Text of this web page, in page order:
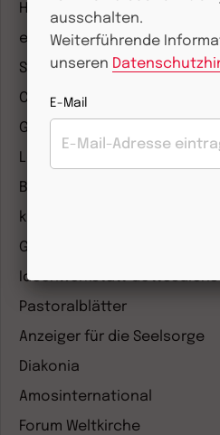
Herder Korrespondenz
einfach leben
Stimmen der Zeit
COMMUNIO
Gemeinsam Glauben
Lebensspuren
Bibel lesen
kunst und kirche
Gottesdienst
Ideenwerkstatt
Pastoralblätter
Anzeiger für die Seelsorge
Diakonia
Amosinternational
Forum Weltkirche
ausschalten.
Weiterführende
unseren
E-Mail